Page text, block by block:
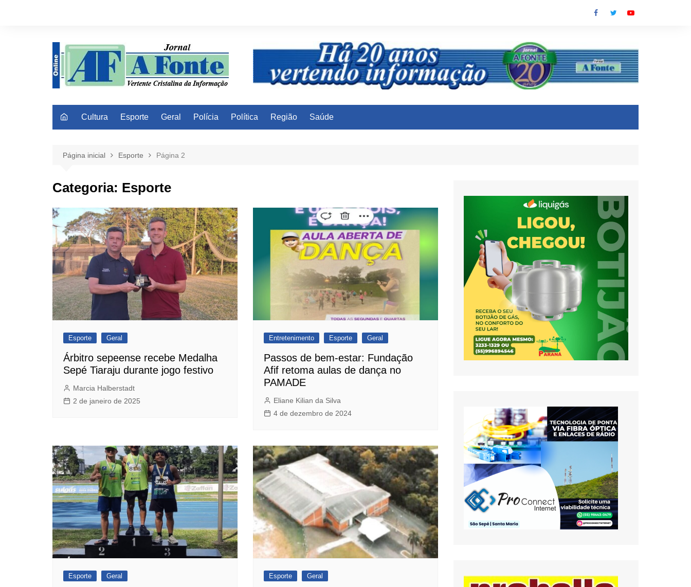
Cultura Esporte Geral Polícia Política Região Saúde
Página inicial Esporte Página 2
Categoria: Esporte
Esporte Geral
Árbitro sepeense recebe Medalha
Sepé Tiaraju durante jogo festivo
Marcia Halberstadt
2 de janeiro de 2025
Entretenimento Esporte Geral
Passos de bem-estar: Fundação
Afif retoma aulas de dança no
PAMADE
Eliane Kilian da Silva
4 de dezembro de 2024
Esporte Geral Esporte Geral